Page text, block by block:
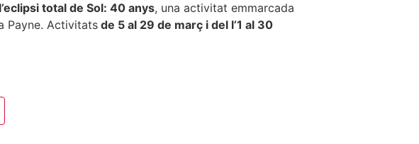
total de Sol: 40 anys, una activitat emmarcada
Payne. Activitats de 5 al 29 de març i del l’1 al 30